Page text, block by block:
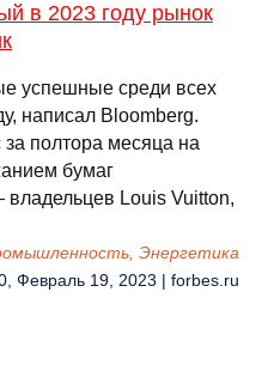
в 2023 году рынок
успешные среди всех
написал Bloomberg.
полтора месяца на
бумаг
Louis Vuitton,
Энергетика
Февраль 19, 2023 | forbes.ru